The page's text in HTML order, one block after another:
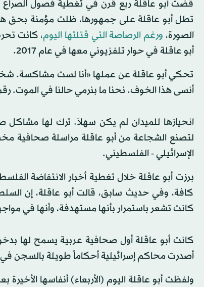
قضت أبو عاقلة ربع قرن في تغطية فصول الصراع
تطل أبو عاقلة على جمهورها، ظلت مؤمنة بحق
الصورة، ورغم الرصاصة التي قتلتها اليوم، كانت
أبو عاقلة في حوار تلفزيوني معها في عام 2017.
تحكي أبو عاقلة عن عملها «أنا لست مشاكسة.
أنسى هذا الخوف. نحنا ما بنرمي حالنا في الموت.
انحيازها للميدان لم يكن سهلاً. ترك لها
لتصنع الشجاعة من أبو عاقلة مراسلة صحافية
الإسرائيلي - الفلسطيني.
برزت أبو عاقلة خلال تغطية أخبار الانتفاضة
كافة، وفي حديث سابق، قالت أبو عاقلة، إن
كانت تشعر باستمرار بأنها مستهدفة، وأنها في
أصدرت محاكم إسرائيلية أحكاماً طويلة بالسجن
ولفظت أبو عاقلة اليوم (الأربعاء) أنفاسها